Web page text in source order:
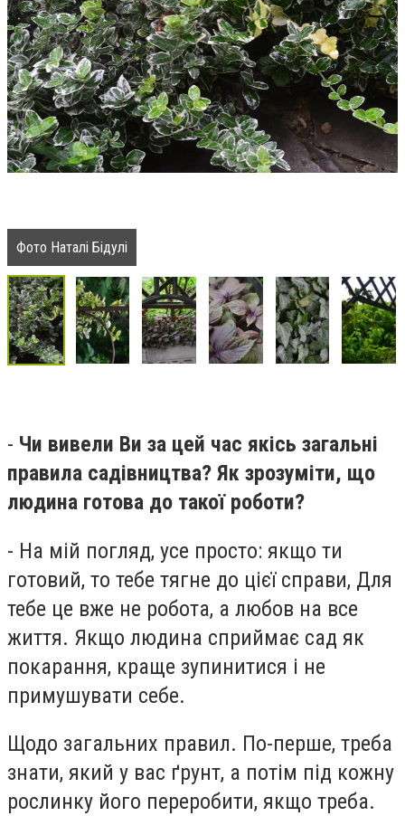
Фото Наталі Бідулі
- Чи вивели Ви за цей час якісь загальні
правила садівництва? Як зрозуміти, що
людина готова до такої роботи?
- На мій погляд, усе просто: якщо ти
готовий, то тебе тягне до цієї справи, Для
тебе це вже не робота, а любов на все
життя. Якщо людина сприймає сад як
покарання, краще зупинитися і не
примушувати себе.
Щодо загальних правил. По-перше, треба
знати, який у вас ґрунт, а потім під кожну
рослинку його переробити, якщо треба.